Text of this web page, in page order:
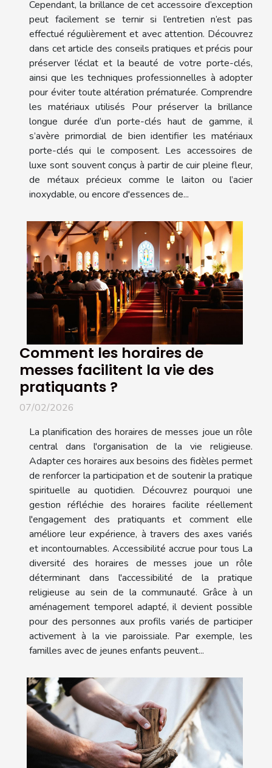
Cependant, la brillance de cet accessoire d’exception
peut facilement se ternir si l’entretien n’est pas
effectué régulièrement et avec attention. Découvrez
dans cet article des conseils pratiques et précis pour
préserver l’éclat et la beauté de votre porte-clés,
ainsi que les techniques professionnelles à adopter
pour éviter toute altération prématurée. Comprendre
les matériaux utilisés Pour préserver la brillance
longue durée d’un porte-clés haut de gamme, il
s’avère primordial de bien identifier les matériaux
porte-clés qui le composent. Les accessoires de
luxe sont souvent conçus à partir de cuir pleine fleur,
de métaux précieux comme le laiton ou l’acier
inoxydable, ou encore d'essences de...
Comment les horaires de
messes facilitent la vie des
pratiquants ?
07/02/2026
La planification des horaires de messes joue un rôle
central dans l'organisation de la vie religieuse.
Adapter ces horaires aux besoins des fidèles permet
de renforcer la participation et de soutenir la pratique
spirituelle au quotidien. Découvrez pourquoi une
gestion réfléchie des horaires facilite réellement
l'engagement des pratiquants et comment elle
améliore leur expérience, à travers des axes variés
et incontournables. Accessibilité accrue pour tous La
diversité des horaires de messes joue un rôle
déterminant dans l'accessibilité de la pratique
religieuse au sein de la communauté. Grâce à un
aménagement temporel adapté, il devient possible
pour des personnes aux profils variés de participer
activement à la vie paroissiale. Par exemple, les
familles avec de jeunes enfants peuvent...